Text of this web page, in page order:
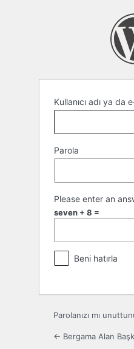
Kullanıcı adı ya da
Parola
Please enter an
seven + 8 =
Beni hatırla
Parolanızı mı
← Bergama Alan